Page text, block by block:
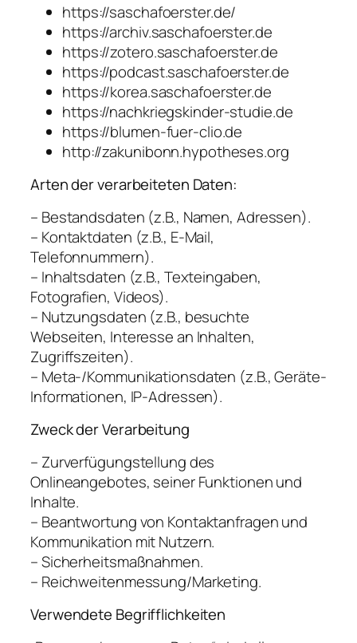
https://saschafoerster.de/
https://archiv.saschafoerster.de
https://zotero.saschafoerster.de
https://podcast.saschafoerster.de
https://korea.saschafoerster.de
https://nachkriegskinder-studie.de
https://blumen-fuer-clio.de
http://zakunibonn.hypotheses.org
Arten der verarbeiteten Daten:
– Bestandsdaten (z.B., Namen, Adressen).
– Kontaktdaten (z.B., E-Mail,
Telefonnummern).
– Inhaltsdaten (z.B., Texteingaben,
Fotografien, Videos).
– Nutzungsdaten (z.B., besuchte
Webseiten, Interesse an Inhalten,
Zugriffszeiten).
– Meta-/Kommunikationsdaten (z.B., Geräte-
Informationen, IP-Adressen).
Zweck der Verarbeitung
– Zurverfügungstellung des
Onlineangebotes, seiner Funktionen und
Inhalte.
– Beantwortung von Kontaktanfragen und
Kommunikation mit Nutzern.
– Sicherheitsmaßnahmen.
– Reichweitenmessung/Marketing.
Verwendete Begrifflichkeiten